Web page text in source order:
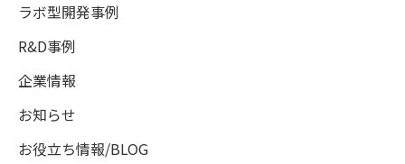
ラボ型開発事例
R&D事例
企業情報
お知らせ
お役立ち情報/BLOG